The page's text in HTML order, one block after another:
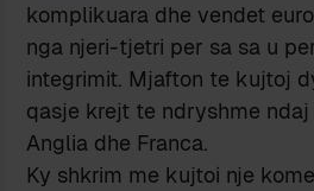
komplikuara dhe vendet
nga njeri-tjetri per sa sa u
integrimit. Mjafton te kujtoj
qasje krejt te ndryshme
Anglia dhe Franca.
Ky shkrim me kujtoi nje